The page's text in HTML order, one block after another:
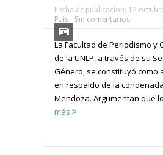
Fecha de publicacion: 12
País
Sin comentarios
La Facultad de Periodismo y
de la UNLP, a través de su
Género, se constituyó como
en respaldo de la
Mendoza. Argumentan que
más